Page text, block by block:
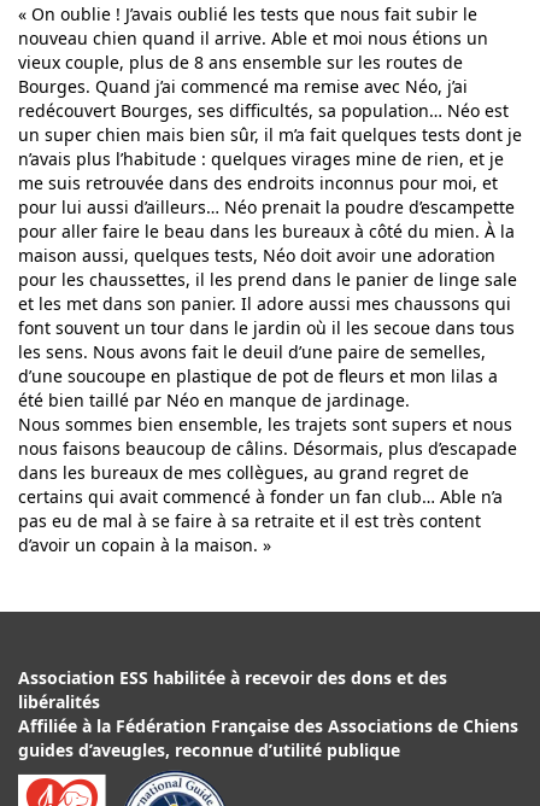
« On oublie ! J’avais oublié les tests que nous fait subir le
nouveau chien quand il arrive. Able et moi nous étions un
vieux couple, plus de 8 ans ensemble sur les routes de
Bourges. Quand j’ai commencé ma remise avec Néo, j’ai
redécouvert Bourges, ses difficultés, sa population… Néo est
un super chien mais bien sûr, il m’a fait quelques tests dont je
n’avais plus l’habitude : quelques virages mine de rien, et je
me suis retrouvée dans des endroits inconnus pour moi, et
pour lui aussi d’ailleurs… Néo prenait la poudre d’escampette
pour aller faire le beau dans les bureaux à côté du mien. À la
maison aussi, quelques tests, Néo doit avoir une adoration
pour les chaussettes, il les prend dans le panier de linge sale
et les met dans son panier. Il adore aussi mes chaussons qui
font souvent un tour dans le jardin où il les secoue dans tous
les sens. Nous avons fait le deuil d’une paire de semelles,
d’une soucoupe en plastique de pot de fleurs et mon lilas a
été bien taillé par Néo en manque de jardinage.
Nous sommes bien ensemble, les trajets sont supers et nous
nous faisons beaucoup de câlins. Désormais, plus d’escapade
dans les bureaux de mes collègues, au grand regret de
certains qui avait commencé à fonder un fan club… Able n’a
pas eu de mal à se faire à sa retraite et il est très content
d’avoir un copain à la maison. »
Association ESS habilitée à recevoir des dons et des
libéralités
Affiliée à la Fédération Française des Associations de Chiens
guides d’aveugles, reconnue d’utilité publique